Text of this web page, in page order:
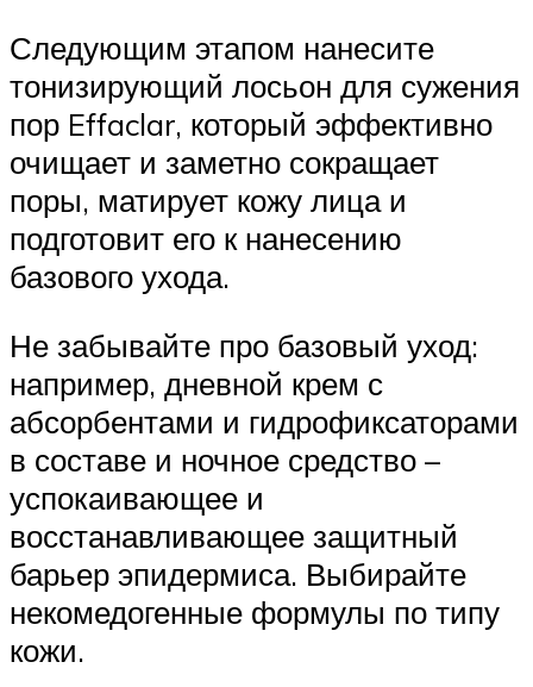
Следующим этапом нанесите
тонизирующий лосьон для сужения
пор Effaclar, который эффективно
очищает и заметно сокращает
поры, матирует кожу лица и
подготовит его к нанесению
базового ухода.
Не забывайте про базовый уход:
например, дневной крем с
абсорбентами и гидрофиксаторами
в составе и ночное средство –
успокаивающее и
восстанавливающее защитный
барьер эпидермиса. Выбирайте
некомедогенные формулы по типу
кожи.